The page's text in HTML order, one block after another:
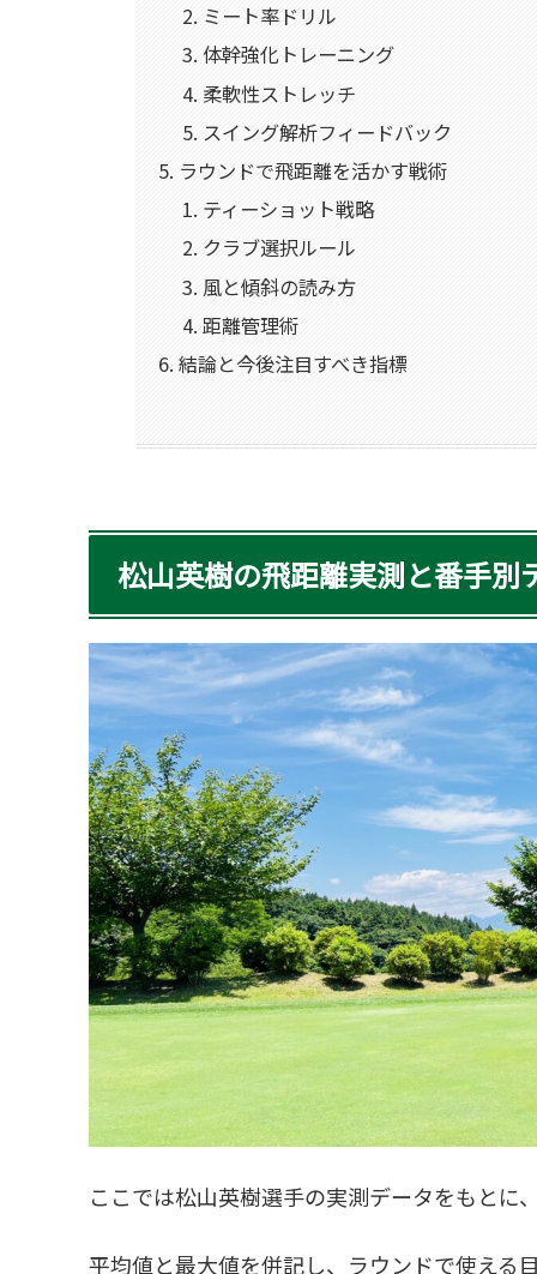
ミート率ドリル
体幹強化トレーニング
柔軟性ストレッチ
スイング解析フィードバック
ラウンドで飛距離を活かす戦術
ティーショット戦略
クラブ選択ルール
風と傾斜の読み方
距離管理術
結論と今後注目すべき指標
松山英樹の飛距離実測と番手別
ここでは松山英樹選手の実測データをもとに
平均値と最大値を併記し、ラウンドで使える